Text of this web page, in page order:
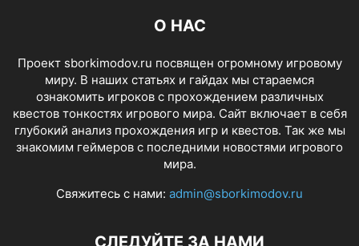
О НАС
Проект sborkimodov.ru посвящен огромному игровому
миру. В наших статьях и гайдах мы стараемся
ознакомить игроков с прохождением различных
квестов тонкостях игрового мира. Сайт включает в себя
глубокий анализ прохождения игр и квестов. Так же мы
знакомим геймеров с последними новостями игрового
мира.
Свяжитесь с нами: admin@sborkimodov.ru
СЛЕДУЙТЕ ЗА НАМИ